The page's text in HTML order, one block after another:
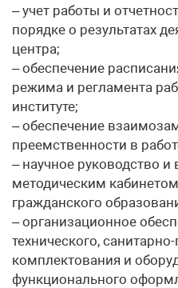
– учет работы и
порядке о результатах
центра;
– обеспечение
режима и регламента
институте;
– обеспечение
преемственности в
– научное руководство
методическим
гражданского
– организационное
технического,
комплектования и
функционального